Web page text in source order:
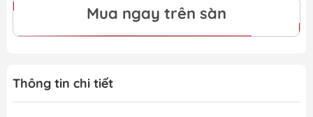
Mua ngay trên sàn
Thông tin chi tiết